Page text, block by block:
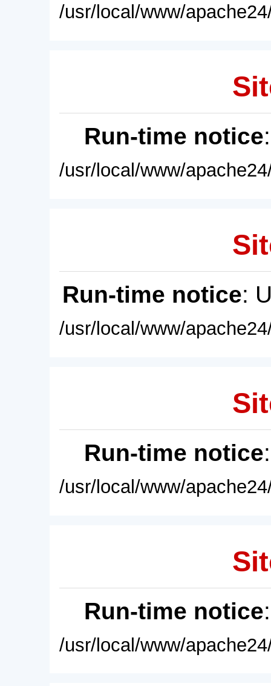
/usr/local/www/
Run-time notice
/usr/local/www/
Run-time notice:
/usr/local/www/
Run-time notice
/usr/local/www/
Run-time notice
/usr/local/www/